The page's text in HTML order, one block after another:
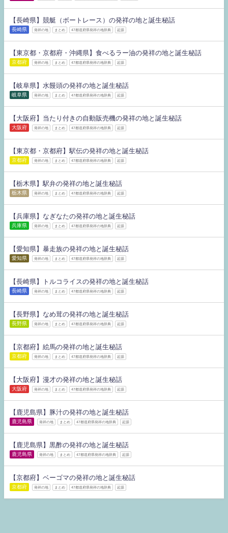
【長崎県】競艇（ボートレース）の発祥の地と誕生秘話
長崎県 発祥の地 まとめ 47都道府県発祥の地辞典 起源
【東京都・京都府・沖縄県】食べるラー油の発祥の地と誕生秘話
京都府 発祥の地 まとめ 47都道府県発祥の地辞典 起源
【岐阜県】水饅頭の発祥の地と誕生秘話
岐阜県 発祥の地 まとめ 47都道府県発祥の地辞典 起源
【大阪府】当たり付きの自動販売機の発祥の地と誕生秘話
大阪府 発祥の地 まとめ 47都道府県発祥の地辞典 起源
【東京都・京都府】駅伝の発祥の地と誕生秘話
京都府 発祥の地 まとめ 47都道府県発祥の地辞典 起源
【栃木県】駅弁の発祥の地と誕生秘話
栃木県 発祥の地 まとめ 47都道府県発祥の地辞典 起源
【兵庫県】なぎなたの発祥の地と誕生秘話
兵庫県 発祥の地 まとめ 47都道府県発祥の地辞典 起源
【愛知県】暴走族の発祥の地と誕生秘話
愛知県 発祥の地 まとめ 47都道府県発祥の地辞典 起源
【長崎県】トルコライスの発祥の地と誕生秘話
長崎県 発祥の地 まとめ 47都道府県発祥の地辞典 起源
【長野県】なめ茸の発祥の地と誕生秘話
長野県 発祥の地 まとめ 47都道府県発祥の地辞典 起源
【京都府】絵馬の発祥の地と誕生秘話
京都府 発祥の地 まとめ 47都道府県発祥の地辞典 起源
【大阪府】漫才の発祥の地と誕生秘話
大阪府 発祥の地 まとめ 47都道府県発祥の地辞典 起源
【鹿児島県】豚汁の発祥の地と誕生秘話
鹿児島県 発祥の地 まとめ 47都道府県発祥の地辞典 起源
【鹿児島県】黒酢の発祥の地と誕生秘話
鹿児島県 発祥の地 まとめ 47都道府県発祥の地辞典 起源
【京都府】ベーゴマの発祥の地と誕生秘話
京都府 発祥の地 まとめ 47都道府県発祥の地辞典 起源